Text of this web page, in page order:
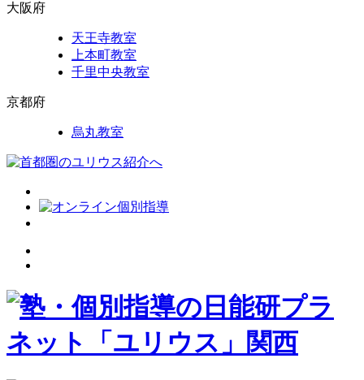
大阪府
天王寺教室
上本町教室
千里中央教室
京都府
烏丸教室